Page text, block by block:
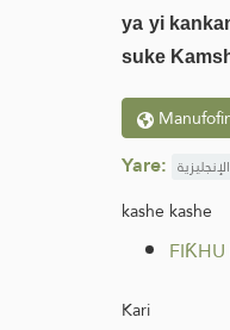
ya yi
suke
Yare: الإنجليزية
kashe kashe
Kari